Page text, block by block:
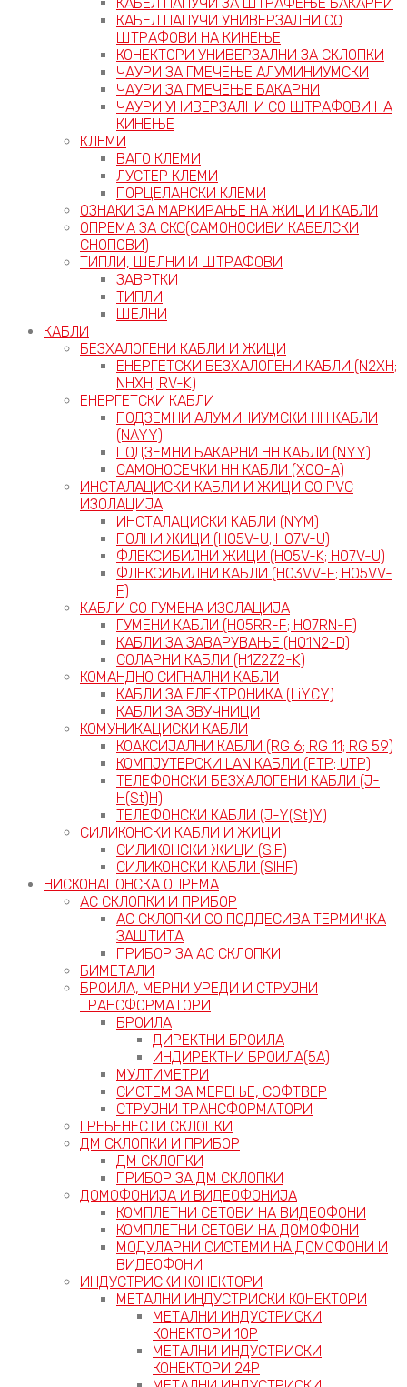
КАБЕЛ ПАПУЧИ УНИВЕРЗАЛНИ СО
ШТРАФОВИ НА КИНЕЊЕ
КОНЕКТОРИ УНИВЕРЗАЛНИ ЗА СКЛОПКИ
ЧАУРИ ЗА ГМЕЧЕЊЕ АЛУМИНИУМСКИ
ЧАУРИ ЗА ГМЕЧЕЊЕ БАКАРНИ
ЧАУРИ УНИВЕРЗАЛНИ СО ШТРАФОВИ НА
КИНЕЊЕ
КЛЕМИ
ВАГО КЛЕМИ
ЛУСТЕР КЛЕМИ
ПОРЦЕЛАНСКИ КЛЕМИ
ОЗНАКИ ЗА МАРКИРАЊЕ НА ЖИЦИ И КАБЛИ
ОПРЕМА ЗА СКС(САМОНОСИВИ КАБЕЛСКИ
СНОПОВИ)
ТИПЛИ, ШЕЛНИ И ШТРАФОВИ
ЗАВРТКИ
ТИПЛИ
ШЕЛНИ
КАБЛИ
БЕЗХАЛОГЕНИ КАБЛИ И ЖИЦИ
ЕНЕРГЕТСКИ БЕЗХАЛОГЕНИ КАБЛИ (N2XH;
NHXH; RV-K)
ЕНЕРГЕТСКИ КАБЛИ
ПОДЗЕМНИ АЛУМИНИУМСКИ НН КАБЛИ
(NAYY)
ПОДЗЕМНИ БАКАРНИ НН КАБЛИ (NYY)
САМОНОСЕЧКИ НН КАБЛИ (X00-A)
ИНСТАЛАЦИСКИ КАБЛИ И ЖИЦИ СО PVC
ИЗОЛАЦИЈА
ИНСТАЛАЦИСКИ КАБЛИ (NYM)
ПОЛНИ ЖИЦИ (H05V-U; H07V-U)
ФЛЕКСИБИЛНИ ЖИЦИ (H05V-K; H07V-U)
ФЛЕКСИБИЛНИ КАБЛИ (H03VV-F; H05VV-
F)
КАБЛИ СО ГУМЕНА ИЗОЛАЦИЈА
ГУМЕНИ КАБЛИ (H05RR-F; H07RN-F)
КАБЛИ ЗА ЗАВАРУВАЊЕ (H01N2-D)
СОЛАРНИ КАБЛИ (H1Z2Z2-K)
КОМАНДНО СИГНАЛНИ КАБЛИ
КАБЛИ ЗА ЕЛЕКТРОНИКА (LiYCY)
КАБЛИ ЗА ЗВУЧНИЦИ
КОМУНИКАЦИСКИ КАБЛИ
КОАКСИЈАЛНИ КАБЛИ (RG 6; RG 11; RG 59)
КОМПЈУТЕРСКИ LAN КАБЛИ (FTP; UTP)
ТЕЛЕФОНСКИ БЕЗХАЛОГЕНИ КАБЛИ (J-
H(St)H)
ТЕЛЕФОНСКИ КАБЛИ (J-Y(St)Y)
СИЛИКОНСКИ КАБЛИ И ЖИЦИ
СИЛИКОНСКИ ЖИЦИ (SIF)
СИЛИКОНСКИ КАБЛИ (SIHF)
НИСКОНАПОНСКА ОПРЕМА
АС СКЛОПКИ И ПРИБОР
АС СКЛОПКИ СО ПОДДЕСИВА ТЕРМИЧКА
ЗАШТИТА
ПРИБОР ЗА АС СКЛОПКИ
БИМЕТАЛИ
БРОИЛА, МЕРНИ УРЕДИ И СТРУЈНИ
ТРАНСФОРМАТОРИ
БРОИЛА
ДИРЕКТНИ БРОИЛА
ИНДИРЕКТНИ БРОИЛА(5А)
МУЛТИМЕТРИ
СИСТЕМ ЗА МЕРЕЊЕ, СОФТВЕР
СТРУЈНИ ТРАНСФОРМАТОРИ
ГРЕБЕНЕСТИ СКЛОПКИ
ДМ СКЛОПКИ И ПРИБОР
ДМ СКЛОПКИ
ПРИБОР ЗА ДМ СКЛОПКИ
ДОМОФОНИЈА И ВИДЕОФОНИЈА
КОМПЛЕТНИ СЕТОВИ НА ВИДЕОФОНИ
КОМПЛЕТНИ СЕТОВИ НА ДОМОФОНИ
МОДУЛАРНИ СИСТЕМИ НА ДОМОФОНИ И
ВИДЕОФОНИ
ИНДУСТРИСКИ КОНЕКТОРИ
МЕТАЛНИ ИНДУСТРИСКИ КОНЕКТОРИ
МЕТАЛНИ ИНДУСТРИСКИ
КОНЕКТОРИ 10P
МЕТАЛНИ ИНДУСТРИСКИ
КОНЕКТОРИ 24P